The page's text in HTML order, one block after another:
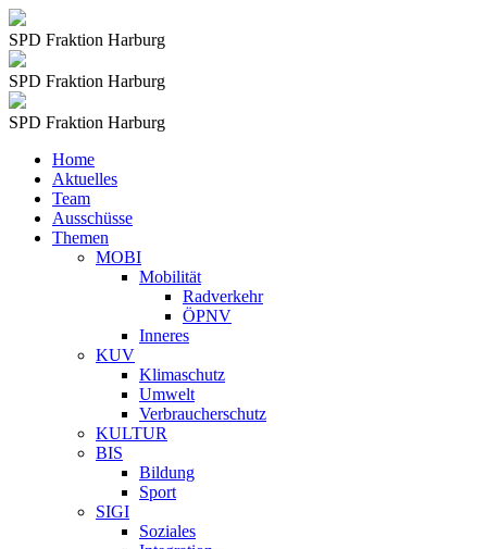
SPD Fraktion Harburg
SPD Fraktion Harburg
SPD Fraktion Harburg
Home
Aktuelles
Team
Ausschüsse
Themen
MOBI
Mobilität
Radverkehr
ÖPNV
Inneres
KUV
Klimaschutz
Umwelt
Verbraucherschutz
KULTUR
BIS
Bildung
Sport
SIGI
Soziales